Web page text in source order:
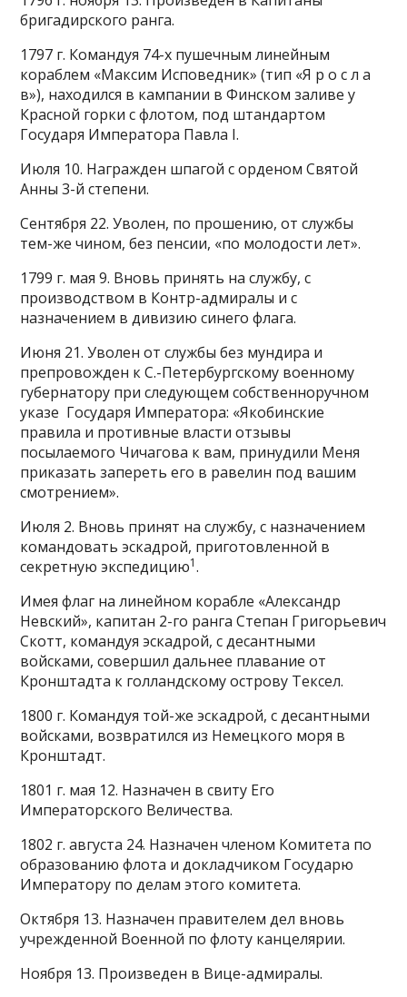
бригадирского ранга.
1797 г. Командуя 74-х пушечным линейным
кораблем «Максим Исповедник» (тип «Я р о с л а
в»), находился в кампании в Финском заливе у
Красной горки с флотом, под штандартом
Государя Императора Павла I.
Июля 10. Награжден шпагой с орденом Святой
Анны 3-й степени.
Сентября 22. Уволен, по прошению, от службы
тем-же чином, без пенсии, «по молодости лет».
1799 г. мая 9. Вновь принять на службу, с
производством в Контр-адмиралы и с
назначением в дивизию синего флага.
Июня 21. Уволен от службы без мундира и
препровожден к С.-Петербургскому военному
губернатору при следующем собственноручном
указе Государя Императора: «Якобинские
правила и противные власти отзывы
посылаемого Чичагова к вам, принудили Меня
приказать запереть его в равелин под вашим
смотрением».
Июля 2. Вновь принят на службу, с назначением
командовать эскадрой, приготовленной в
секретную экспедицию1 .
Имея флаг на линейном корабле «Александр
Невский», капитан 2-го ранга Степан Григорьевич
Скотт, командуя эскадрой, с десантными
войсками, совершил дальнее плавание от
Кронштадта к голландскому острову Тексел.
1800 г. Командуя той-же эскадрой, с десантными
войсками, возвратился из Немецкого моря в
Кронштадт.
1801 г. мая 12. Назначен в свиту Его
Императорского Величества.
1802 г. августа 24. Назначен членом Комитета по
образованию флота и докладчиком Государю
Императору по делам этого комитета.
Октября 13. Назначен правителем дел вновь
учрежденной Военной по флоту канцелярии.
Ноября 13. Произведен в Вице-адмиралы.